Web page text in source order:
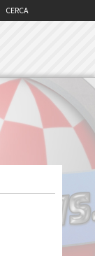
CERCA